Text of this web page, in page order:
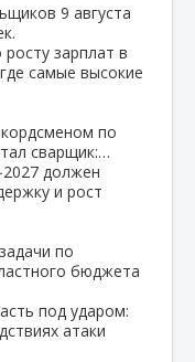
9 августа
зарплат в
самые высокие
по
сварщик:…
должен
и рост
по
бюджета
под ударом:
атаки